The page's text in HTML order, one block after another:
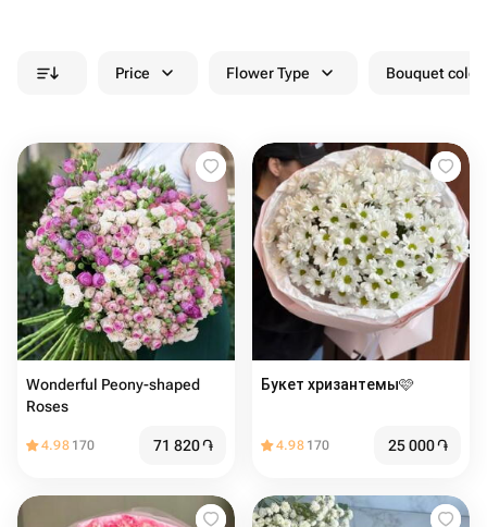
Price Flower Type Bouquet
Wonderful Peony-shaped
Roses
4.98 170 71 820֏
Букет хризантемы🩷
4.98 170 25 000֏